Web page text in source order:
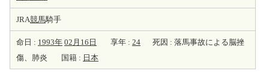
JRA競馬騎手
命日 : 1993年 02月16日 享年 : 24
死因 : 落馬事故による脳挫
傷、肺炎
国籍 : 日本